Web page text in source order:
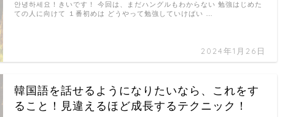
2024年1月26日
안녕하세요！きいです！ 今回は、まだハングルもわからない 勉強はじめた
ての人に向けて １番初めは どうやって勉強していけばい …
韓国語を話せるようになりたいなら、これをす
ること！見違えるほど成長するテクニック！